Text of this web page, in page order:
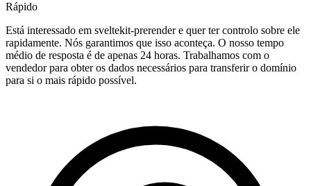
Rápido
Está interessado em sveltekit-prerender e quer ter controlo sobre ele
rapidamente. Nós garantimos que isso aconteça. O nosso tempo
médio de resposta é de apenas 24 horas. Trabalhamos com o
vendedor para obter os dados necessários para transferir o domínio
para si o mais rápido possível.